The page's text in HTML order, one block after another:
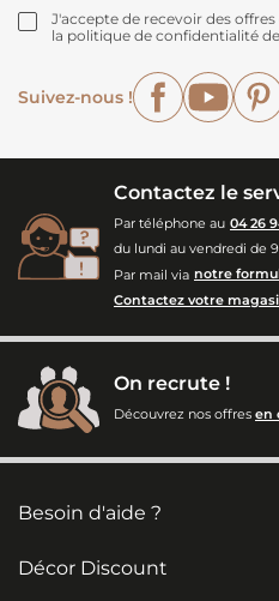
J'accepte de recevoir des
la politique de confidentialité
Suivez-nous !
Facebook
Contactez le
Par téléphone au 04 26
du lundi au vendredi de
Par mail via notre
Contactez votre
On recrute !
Découvrez nos offres en
Besoin d'aide ?
Décor Discount